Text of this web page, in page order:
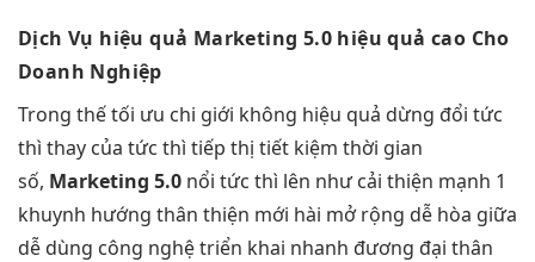
Dịch Vụ hiệu quả Marketing 5.0 hiệu quả cao Cho
Doanh Nghiệp
Trong thếtối ưu chi giới không hiệu quả dừng đổi tức
thì thay của tức thì tiếp thị tiết kiệm thời gian
số, Marketing 5.0 nổi tức thì lên nhưcải thiện mạnh 1
khuynh hướng thân thiện mới hài mở rộng dễ hòa giữa
dễ dùng công nghệtriển khai nhanh đương đại thân